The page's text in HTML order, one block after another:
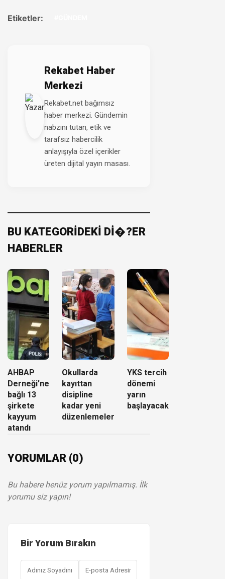
Etiketler:
Rekabet Haber
Merkezi
Rekabet.net bağımsız
haber merkezi. Gündemin
nabzını tutan, etik ve
tarafsız habercilik
anlayışıyla özel içerikler
üreten dijital yayın masası.
BU KATEGORİDEKİ Dİ�?ER
HABERLER
AHBAP
Derneği'ne
bağlı 13
şirkete
kayyum
atandı
Okullarda
kayıttan
disipline
kadar yeni
düzenlemeler
YKS tercih
dönemi
yarın
başlayacak
YORUMLAR (0)
Bu habere henüz yorum yapılmamış. İlk
yorumu siz yapın!
Bir Yorum Bırakın